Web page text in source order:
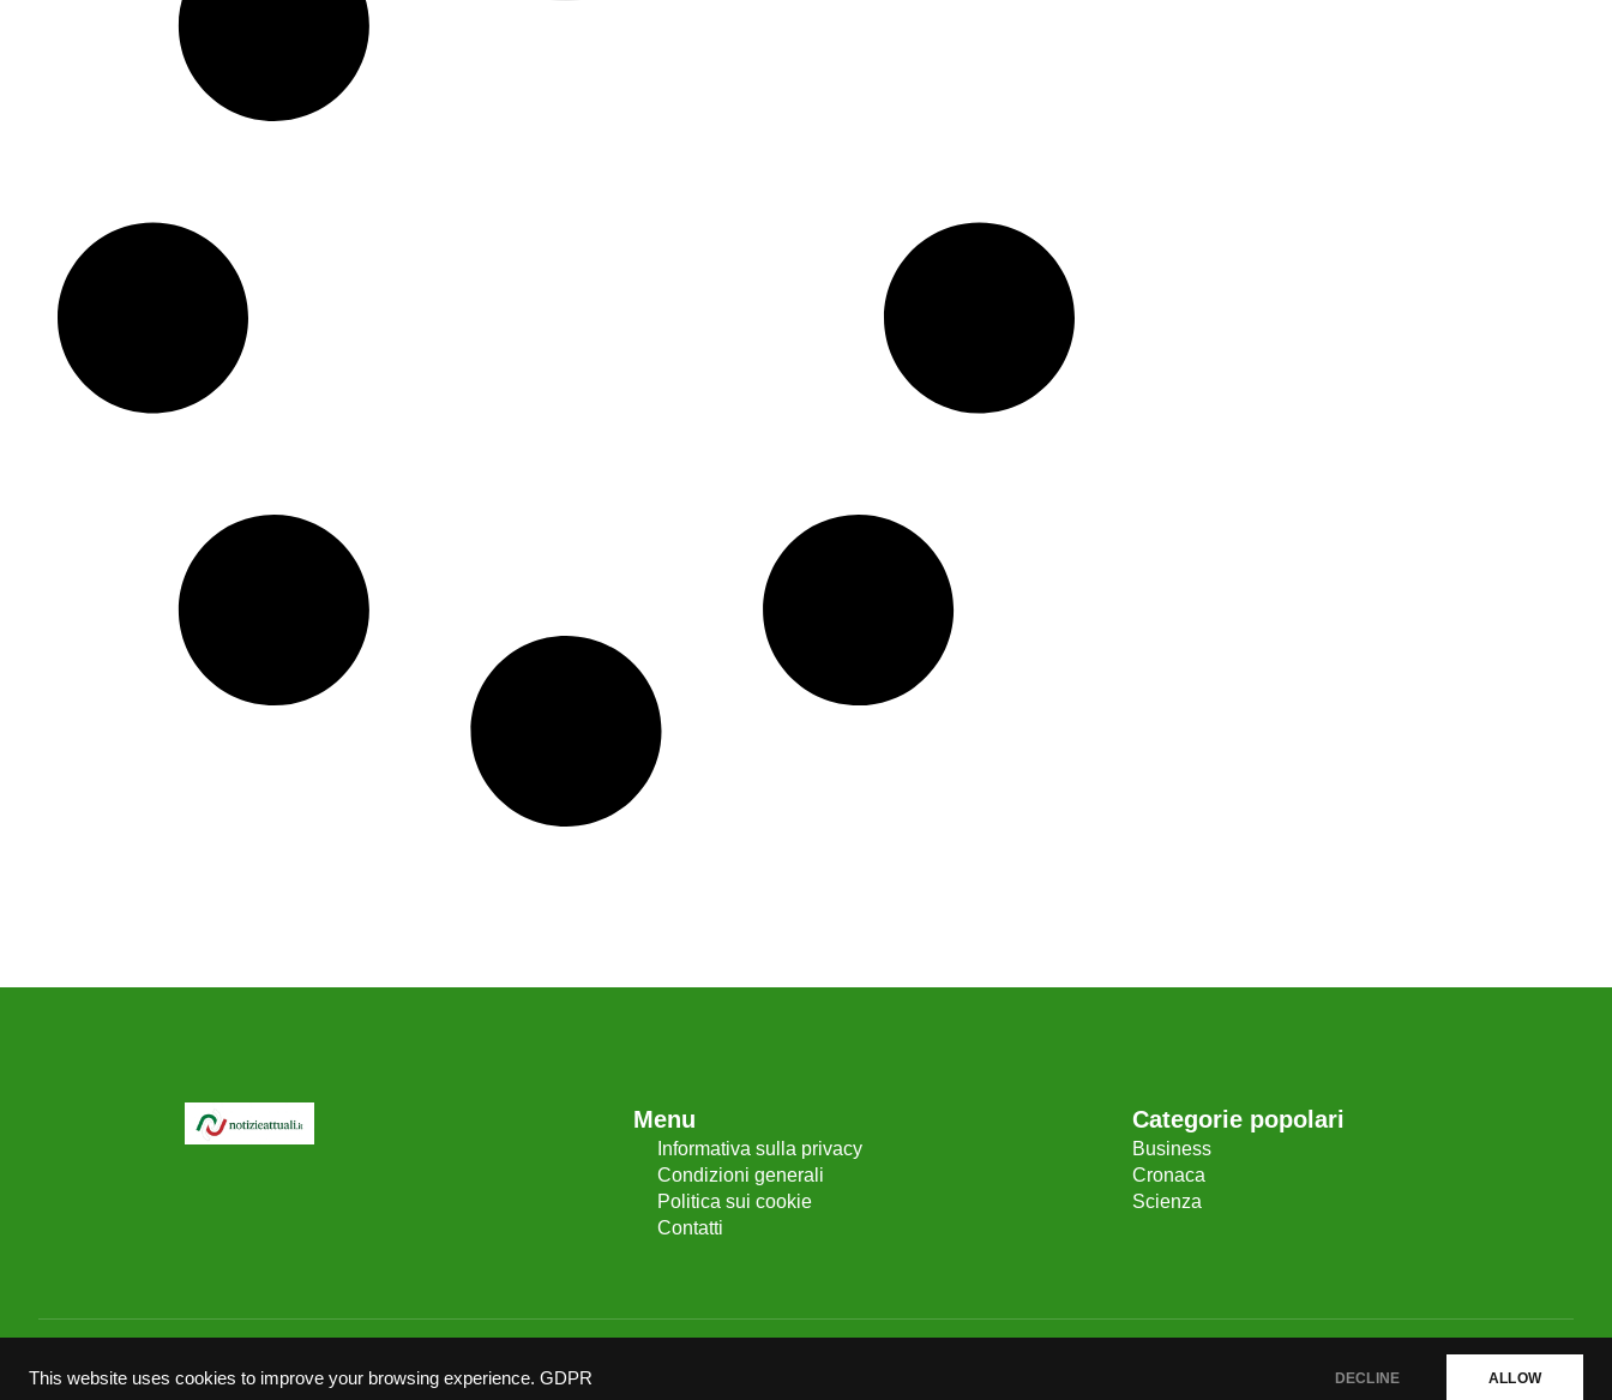
This website uses cookies to improve your browsing experience. GDPR DECLINE ALLOW
Menu
Informativa sulla privacy
Condizioni generali
Politica sui cookie
Contatti
Categorie popolari
Business
Cronaca
Scienza
© 2026 notizieattuali.it